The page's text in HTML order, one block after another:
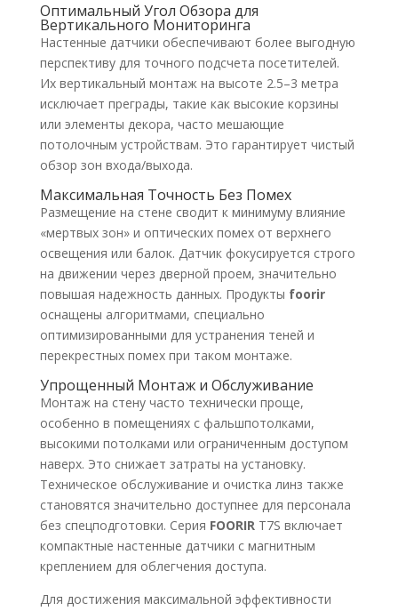
Оптимальный Угол Обзора для
Вертикального Мониторинга
Настенные датчики обеспечивают более выгодную
перспективу для точного подсчета посетителей.
Их вертикальный монтаж на высоте 2.5–3 метра
исключает преграды, такие как высокие корзины
или элементы декора, часто мешающие
потолочным устройствам. Это гарантирует чистый
обзор зон входа/выхода.
Максимальная Точность Без Помех
Размещение на стене сводит к минимуму влияние
«мертвых зон» и оптических помех от верхнего
освещения или балок. Датчик фокусируется строго
на движении через дверной проем, значительно
повышая надежность данных. Продукты foorir
оснащены алгоритмами, специально
оптимизированными для устранения теней и
перекрестных помех при таком монтаже.
Упрощенный Монтаж и Обслуживание
Монтаж на стену часто технически проще,
особенно в помещениях с фальшпотолками,
высокими потолками или ограниченным доступом
наверх. Это снижает затраты на установку.
Техническое обслуживание и очистка линз также
становятся значительно доступнее для персонала
без спецподготовки. Серия FOORIRT7S включает
компактные настенные датчики с магнитным
креплением для облегчения доступа.
Для достижения максимальной эффективности